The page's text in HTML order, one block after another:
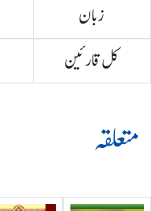
زبان
کل قارئین
متعلقہ